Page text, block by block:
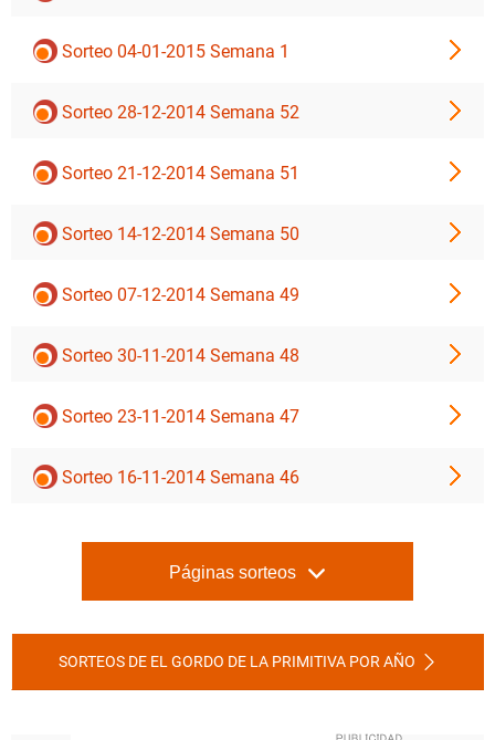
Sorteo 04-01-2015 Semana 1
Sorteo 28-12-2014 Semana 52
Sorteo 21-12-2014 Semana 51
Sorteo 14-12-2014 Semana 50
Sorteo 07-12-2014 Semana 49
Sorteo 30-11-2014 Semana 48
Sorteo 23-11-2014 Semana 47
Sorteo 16-11-2014 Semana 46
Páginas sorteos
SORTEOS DE EL GORDO DE LA PRIMITIVA POR AÑO